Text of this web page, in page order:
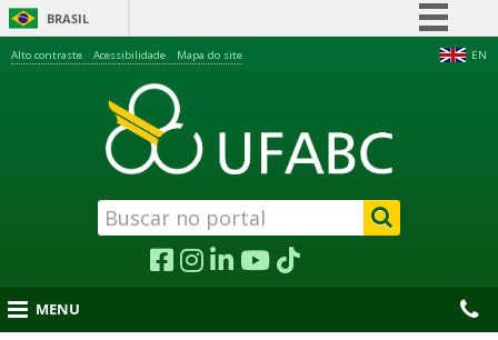
BRASIL
Acesso à informação
Legislação
Canais
EN
Alto contraste Acessibilidade Mapa do site
MENU